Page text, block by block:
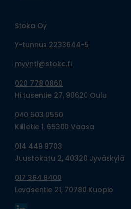
Stoka Oy
Y-tunnus 2233644-5
myynti@stoka.fi
020 778 0860
Hiltusentie 27, 90620 Oulu
040 503 0550
Kiilletie 1, 65300 Vaasa
014 449 9703
Juustokatu 2, 40320 Jyväskylä
017 364 8400
Leväsentie 21, 70780 Kuopio